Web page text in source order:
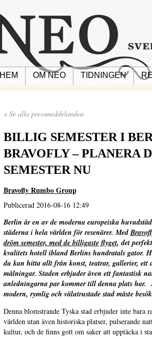
HEM OM NEO TIDNINGEN
« Se alla pressmeddelanden
BILLIG SEMESTER I
BRAVOFLY – PLANERA
SEMESTER NU
Bravofly Rumbo Group
Publicerad 2016-08-16 12:49
Berlin är en av de moderna europeiska
städerna i hela världen för resenärer. Med
dröm semester, med de billigaste flyget, det
kvalitets hotell ibland Berlins hundratals gator.
du kan hitta allt från konst, teatrar, gallerier, ett
målningar. Staden erbjuder även ett fantastisk
anledningarna par kommer till denna plats har.
modern, rymlig och välutrustade stad måste
Denna blomstrande Tyska stad erbjuder inte bara
världen utan även historiska platser, pulserande
kultur, och de finns gott om saker att upptäcka i